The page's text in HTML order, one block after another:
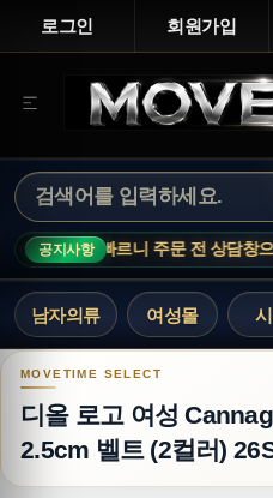
로그인 회원가입
공지사항
변동이 빠르니 주문 전 상담창으로
남자의류 여성몰
디올 로고 여성
디올 로고 여성
2.5cm 벨트 (2컬러)